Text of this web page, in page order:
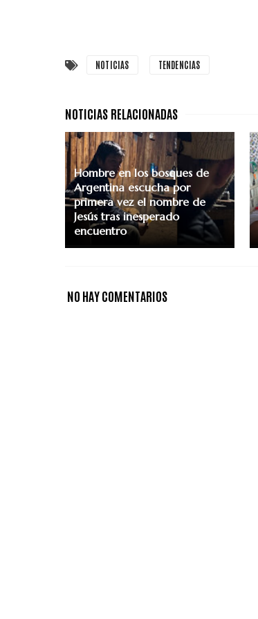
NOTICIAS TENDENCIAS
Hombre en los bosques de
Argentina escucha por
primera vez el nombre de
Jesús tras inesperado
encuentro
NO HAY COMENTARIOS